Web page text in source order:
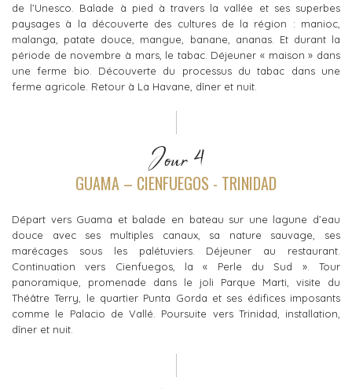
de l’Unesco. Balade à pied à travers la vallée et ses superbes
paysages à la découverte des cultures de la région : manioc,
malanga, patate douce, mangue, banane, ananas. Et durant la
période de novembre à mars, le tabac. Déjeuner « maison » dans
une ferme bio. Découverte du processus du tabac dans une
ferme agricole. Retour à La Havane, dîner et nuit.
Jour 4
GUAMA – CIENFUEGOS - TRINIDAD
Départ vers Guama et balade en bateau sur une lagune d’eau
douce avec ses multiples canaux, sa nature sauvage, ses
marécages sous les palétuviers. Déjeuner au restaurant.
Continuation vers Cienfuegos, la « Perle du Sud ». Tour
panoramique, promenade dans le joli Parque Marti, visite du
Théâtre Terry, le quartier Punta Gorda et ses édifices imposants
comme le Palacio de Vallé. Poursuite vers Trinidad, installation,
dîner et nuit.